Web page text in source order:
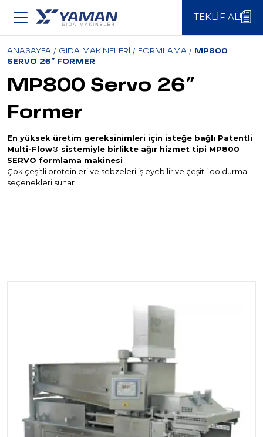
TEKLIF AL!
TEKLIF AL!
ANASAYFA / GIDA MAKİNELERİ / FORMLAMA /
MP800
SERVO 26″ FORMER
MP800 Servo 26″
Former
En yüksek üretim gereksinimleri için isteğe bağlı Patentli
Multi-Flow® sistemiyle birlikte ağır hizmet tipi MP800
SERVO formlama makinesi
Çok çeşitli proteinleri ve sebzeleri işleyebilir ve çeşitli doldurma
seçenekleri sunar